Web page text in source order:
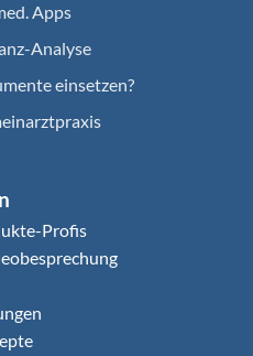
Apps
Analyse
einsetzen?
Profis